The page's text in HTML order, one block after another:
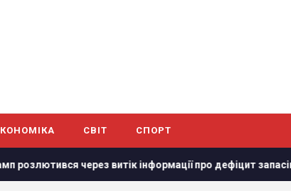
СВІТ СПОРТ
інформації про дефіцит запасів зброї у США, – CNN